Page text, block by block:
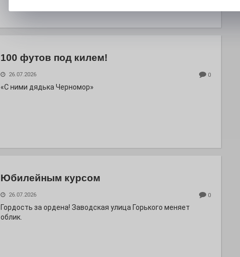
100 футов под килем!
26.07.2026 0
«С ними дядька Черномор»
Юбилейным курсом
26.07.2026 0
Гордость за ордена! Заводская улица Горького меняет
облик.